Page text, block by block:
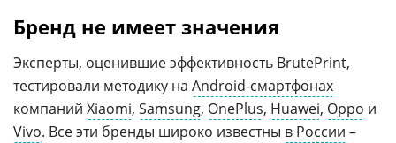
Бренд не имеет значения
Эксперты, оценившие эффективность BrutePrint,
тестировали методику на Android-смартфонах
компаний Xiaomi, Samsung, OnePlus, Huawei, Oppo и
Vivo. Все эти бренды широко известны в России –